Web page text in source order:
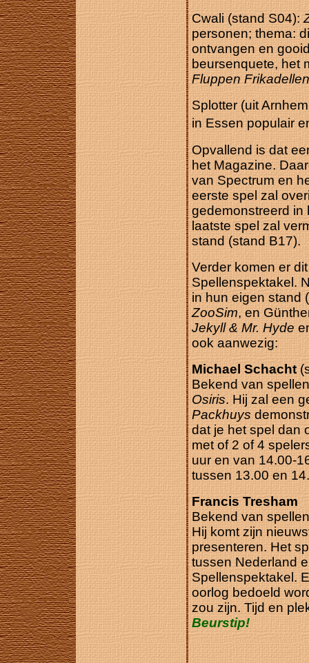
Cwali (stand S04):
personen; thema:
ontvangen en
beursenquete, het
Fluppen Frikadellen
Splotter (uit
in Essen populair
Opvallend is dat
het Magazine.
van Spectrum en
eerste spel zal
gedemonstreerd in
laatste spel zal
stand (stand B17).
Verder komen er
Spellenspektakel.
in hun eigen stand
ZooSim, en
Jekyll & Mr. Hyde
ook aanwezig:
Michael Schacht
Bekend van
Osiris. Hij zal een
Packhuys
dat je het spel dan
met of 2 of 4
uur en van 14.00-
tussen 13.00 en
Francis Tresham
Bekend van
Hij komt zijn
presenteren. Het
tussen Nederland
Spellenspektakel.
oorlog bedoeld
zou zijn. Tijd en
Beurstip!